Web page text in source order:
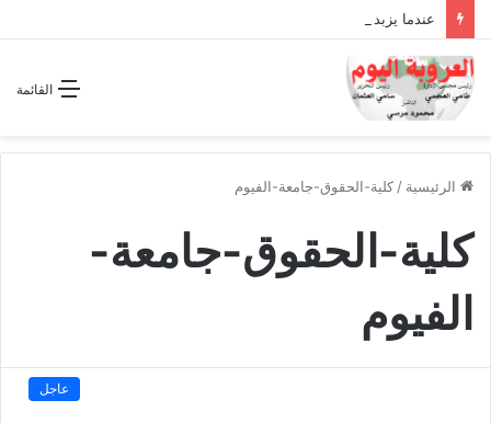
عندما يزبد ويرعد الفرس المجوس !!
القائمة
الرئيسية / كلية-الحقوق-جامعة-الفيوم
كلية-الحقوق-جامعة-
الفيوم
عاجل